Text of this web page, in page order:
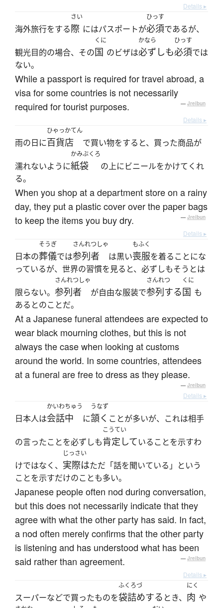
Details ▸
海外旅行をする
さい
際 にはパスポートが
ひっす
必須であるが、
観光目的の場合、その
くに
国 のビザは
かなら
必ずしも
ひっす
必須では
ない。
While a passport is required for travel abroad, a
visa for some countries is not necessarily
required for tourist purposes.
— Jreibun
Details ▸
雨の日に
ひゃっかてん
百貨店 で買い物をすると、買った商品が
濡れないように
かみぶくろ
紙袋
の上にビニールをかけてくれ
る。
When you shop at a department store on a rainy
day, they put a plastic cover over the paper bags
to keep the items you buy dry.
— Jreibun
Details ▸
日本の
そうぎ
葬儀では
さんれつしゃ
参列者 は黒い
もふく
喪服を着ることにな
っているが、世界の習慣を見ると、必ずしもそうとは
限らない。
さんれつしゃ
参列者 が自由な服装で
さんれつ
参列する
くに
国 も
あるとのことだ。
At a Japanese funeral attendees are expected to
wear black mourning clothes, but this is not
always the case when looking at customs
around the world. In some countries, attendees
at a funeral are free to dress as they please.
— Jreibun
Details ▸
日本人は
かいわちゅう
会話中 に
うなず
頷く ことが多いが、これは相手
の言ったことを必ずしも
こうてい
肯定していることを示すわ
けではなく、
じっさい
実際はただ「話を聞いている」という
ことを示すだけのことも多い。
Japanese people often nod during conversation,
but this does not necessarily indicate that they
agree with what the other party has said. In fact,
a nod often merely confirms that the other party
is listening and has understood what has been
said rather than agreement.
— Jreibun
Details ▸
スーパーなどで買ったものを
ふくろづ
袋詰めする とき、
にく
肉 や